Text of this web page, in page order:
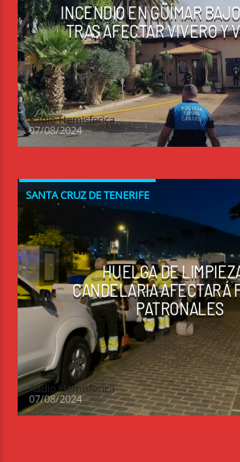
INCENDIO EN GÜÍMAR
TRAS AFECTAR VIVERO Y
Radio Hemisferica
07/08/2024
SANTA CRUZ DE TENERIFE
HUELGA DE
CANDELARIA AFECTARÁ
PATRONALES
Radio Hemisferica
07/08/2024